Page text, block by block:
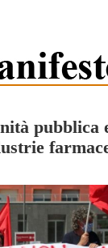
pubblica